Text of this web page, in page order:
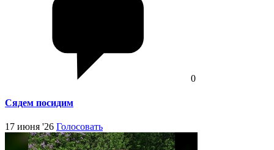
0
Сядем посидим
17 июня '26 Голосовать